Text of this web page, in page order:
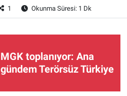
1 Okunma Süresi: 1 Dk
MGK toplanıyor: Ana
gündem Terörsüz Türkiye